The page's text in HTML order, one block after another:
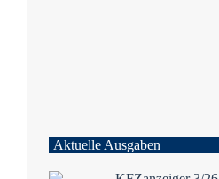
Aktuelle Ausgaben